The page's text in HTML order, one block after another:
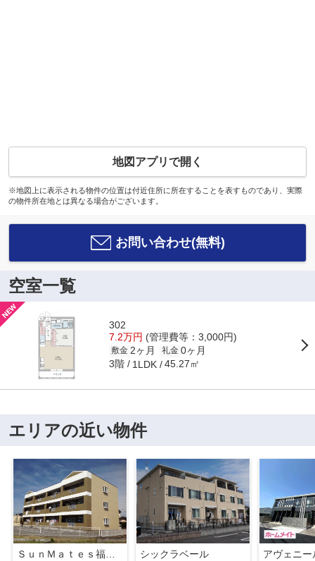
地図アプリで開く
※地図上に表示される物件の位置は付近住所に所在することを表すものであり、実際
の物件所在地とは異なる場合がございます。
お問い合わせ(無料)
空室一覧
302
7.2万円 (管理費等：3,000円)
敷金 2ヶ月 礼金 0ヶ月
3階 1LDK 45.27㎡
エリアの近い物件
ＳｕｎＭａｔｅｓ福田（サンメイツ フクダ）
シックラベール
アヴェニー